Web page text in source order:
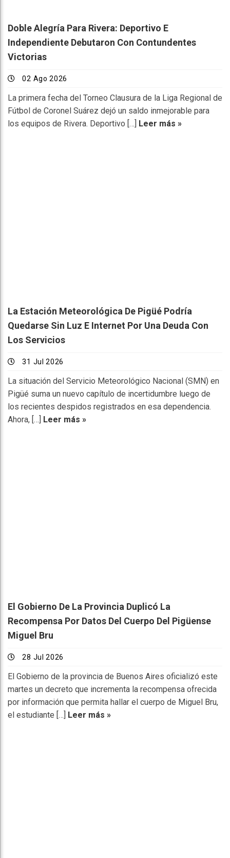
Doble Alegría Para Rivera: Deportivo E
Independiente Debutaron Con Contundentes
Victorias
02 Ago 2026
La primera fecha del Torneo Clausura de la Liga Regional de
Fútbol de Coronel Suárez dejó un saldo inmejorable para
los equipos de Rivera. Deportivo […] Leer más »
La Estación Meteorológica De Pigüé Podría
Quedarse Sin Luz E Internet Por Una Deuda Con
Los Servicios
31 Jul 2026
La situación del Servicio Meteorológico Nacional (SMN) en
Pigüé suma un nuevo capítulo de incertidumbre luego de
los recientes despidos registrados en esa dependencia.
Ahora, […] Leer más »
El Gobierno De La Provincia Duplicó La
Recompensa Por Datos Del Cuerpo Del Pigüense
Miguel Bru
28 Jul 2026
El Gobierno de la provincia de Buenos Aires oficializó este
martes un decreto que incrementa la recompensa ofrecida
por información que permita hallar el cuerpo de Miguel Bru,
el estudiante […]
Leer más »